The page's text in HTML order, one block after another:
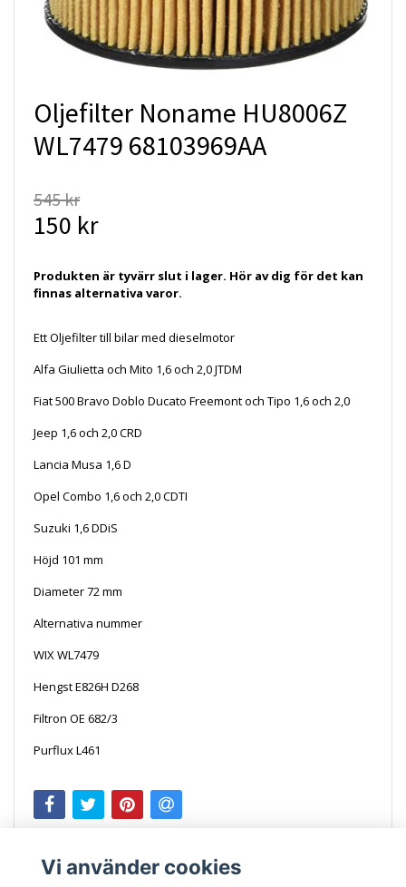
Oljefilter Noname HU8006Z
WL7479 68103969AA
545 kr
150 kr
Produkten är tyvärr slut i lager. Hör av dig för det kan
finnas alternativa varor.
EttOljefiltertill bilar med dieselmotor
Alfa Giulietta och Mito 1,6 och 2,0 JTDM
Fiat 500 Bravo Doblo Ducato Freemont och Tipo 1,6 och 2,0
Jeep 1,6 och 2,0 CRD
Lancia Musa 1,6 D
Opel Combo 1,6 och 2,0 CDTI
Suzuki 1,6 DDiS
Höjd 101 mm
Diameter 72 mm
Alternativa nummer
WIX WL7479
Hengst E826H D268
Filtron OE 682/3
Purflux L461
Vi använder cookies